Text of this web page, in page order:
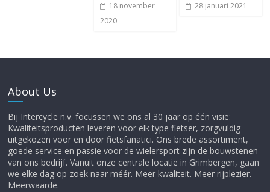
18 november
2020
28 januari 2021
About Us
Bij Intercycle n.v. focussen we ons al 30 jaar op één visie:
Kwaliteitsproducten leveren voor elk type fietser, zorgvuldig
uitgekozen voor en door fietsfanatici. Ons brede assortiment,
goede service en passie voor de wielersport zijn de bouwstenen
van ons bedrijf. Vanuit onze centrale locatie in Grimbergen, gaan
we elke dag op zoek naar méér. Meer kwaliteit. Meer rijplezier.
Meerwaarde.